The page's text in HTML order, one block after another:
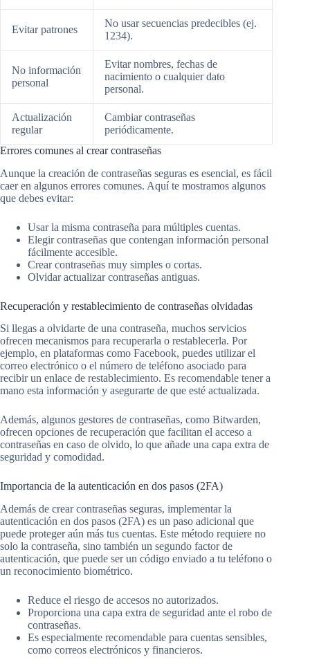
Evitar patrones
No usar secuencias predecibles (ej.
1234).
No información
personal
Evitar nombres, fechas de
nacimiento o cualquier dato
personal.
Actualización
regular
Cambiar contraseñas
periódicamente.
Errores comunes al crear contraseñas
Aunque la creación de contraseñas seguras es esencial, es fácil
caer en algunos errores comunes. Aquí te mostramos algunos
que debes evitar:
Usar la misma contraseña para múltiples cuentas.
Elegir contraseñas que contengan información personal
fácilmente accesible.
Crear contraseñas muy simples o cortas.
Olvidar actualizar contraseñas antiguas.
Recuperación y restablecimiento de contraseñas olvidadas
Si llegas a olvidarte de una contraseña, muchos servicios
ofrecen mecanismos para recuperarla o restablecerla. Por
ejemplo, en plataformas como Facebook, puedes utilizar el
correo electrónico o el número de teléfono asociado para
recibir un enlace de restablecimiento. Es recomendable tener a
mano esta información y asegurarte de que esté actualizada.
Además, algunos gestores de contraseñas, como Bitwarden,
ofrecen opciones de recuperación que facilitan el acceso a
contraseñas en caso de olvido, lo que añade una capa extra de
seguridad y comodidad.
Importancia de la autenticación en dos pasos (2FA)
Además de crear contraseñas seguras, implementar la
autenticación en dos pasos (2FA) es un paso adicional que
puede proteger aún más tus cuentas. Este método requiere no
solo la contraseña, sino también un segundo factor de
autenticación, que puede ser un código enviado a tu teléfono o
un reconocimiento biométrico.
Reduce el riesgo de accesos no autorizados.
Proporciona una capa extra de seguridad ante el robo de
contraseñas.
Es especialmente recomendable para cuentas sensibles,
como correos electrónicos y financieros.